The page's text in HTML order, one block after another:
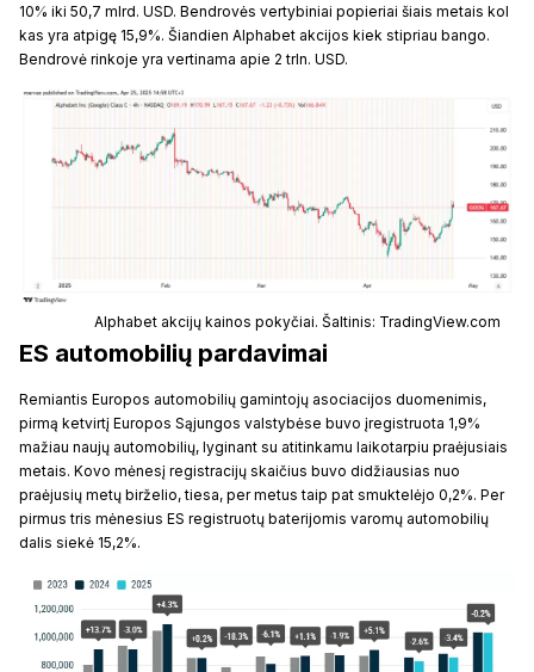
10% iki 50,7 mlrd. USD. Bendrovės vertybiniai popieriai šiais metais kol
kas yra atpigę 15,9%. Šiandien Alphabet akcijos kiek stipriau bango.
Bendrovė rinkoje yra vertinama apie 2 trln. USD.
Alphabet akcijų kainos pokyčiai. Šaltinis: TradingView.com
ES automobilių pardavimai
Remiantis Europos automobilių gamintojų asociacijos duomenimis,
pirmą ketvirtį Europos Sąjungos valstybėse buvo įregistruota 1,9%
mažiau naujų automobilių, lyginant su atitinkamu laikotarpiu praėjusiais
metais. Kovo mėnesį registracijų skaičius buvo didžiausias nuo
praėjusių metų birželio, tiesa, per metus taip pat smuktelėjo 0,2%. Per
pirmus tris mėnesius ES registruotų baterijomis varomų automobilių
dalis siekė 15,2%.